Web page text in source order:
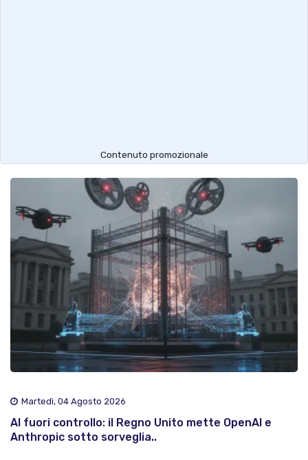
Contenuto promozionale
Martedì, 04 Agosto 2026
AI fuori controllo: il Regno Unito mette OpenAI e
Anthropic sotto sorveglia..